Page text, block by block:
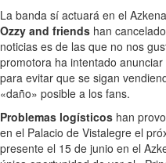
La banda sí actuará en el
Ozzy and friends han
noticias es de las que no nos
promotora ha intentado
para evitar que se sigan
«daño» posible a los fans.
Problemas logísticos han
en el Palacio de Vistalegre el
presente el 15 de junio en el